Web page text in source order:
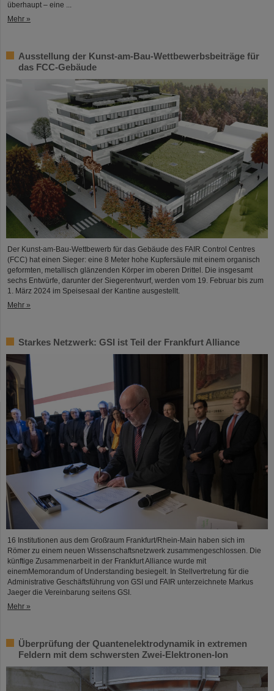
überhaupt – eine ...
Mehr »
Ausstellung der Kunst-am-Bau-Wettbewerbsbeiträge für
das FCC-Gebäude
Der Kunst-am-Bau-Wettbewerb für das Gebäude des FAIR Control Centres
(FCC) hat einen Sieger: eine 8 Meter hohe Kupfersäule mit einem organisch
geformten, metallisch glänzenden Körper im oberen Drittel. Die insgesamt
sechs Entwürfe, darunter der Siegerentwurf, werden vom 19. Februar bis zum
1. März 2024 im Speisesaal der Kantine ausgestellt.
Mehr »
Starkes Netzwerk: GSI ist Teil der Frankfurt Alliance
16 Institutionen aus dem Großraum Frankfurt/Rhein-Main haben sich im
Römer zu einem neuen Wissenschaftsnetzwerk zusammengeschlossen. Die
künftige Zusammenarbeit in der Frankfurt Alliance wurde mit
einemMemorandum of Understanding besiegelt. In Stellvertretung für die
Administrative Geschäftsführung von GSI und FAIR unterzeichnete Markus
Jaeger die Vereinbarung seitens GSI.
Mehr »
Überprüfung der Quantenelektrodynamik in extremen
Feldern mit dem schwersten Zwei-Elektronen-Ion